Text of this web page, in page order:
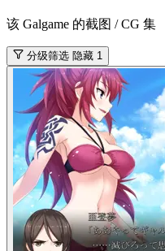
该 Galgame 的截图 / CG 集
分级筛选 隐藏 1